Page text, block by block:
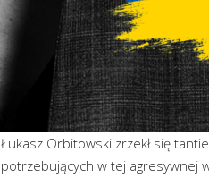
Łukasz Orbitowski zrzekł się
potrzebujących w tej agresywnej